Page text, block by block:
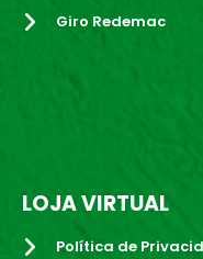
Giro Redemac
LOJA VIRTUAL
Política de